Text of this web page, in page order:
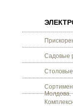
Садовые
Столовые
Молдова.